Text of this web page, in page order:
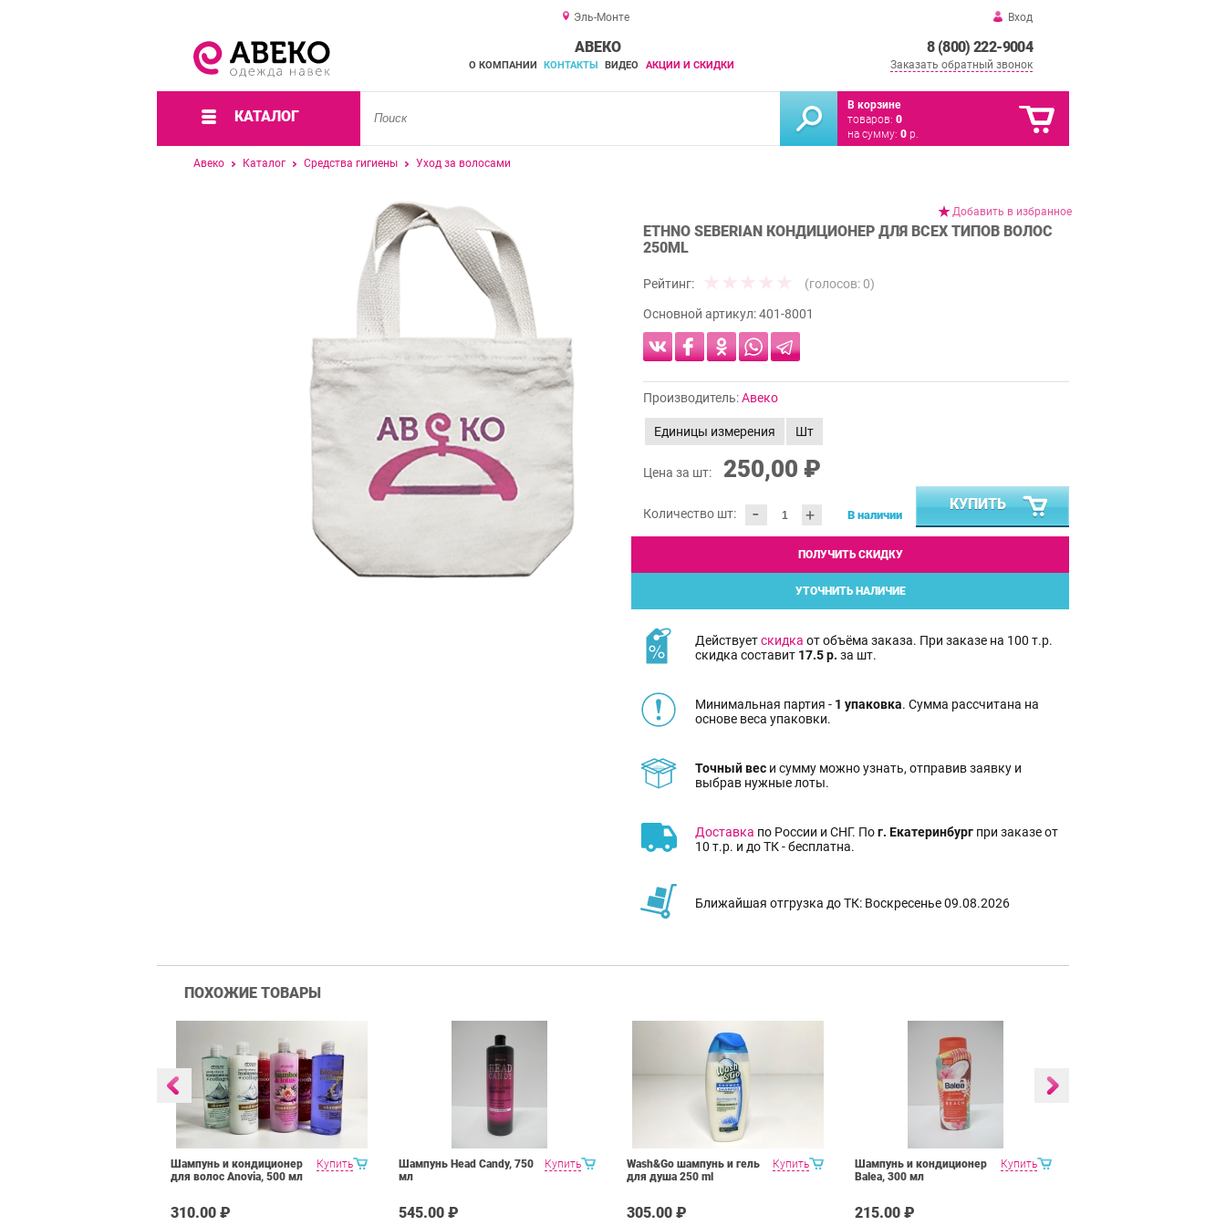
Эль-Монте Вход
8 (800) 222-9004
Заказать обратный звонок
АВЕКО
О КОМПАНИИ КОНТАКТЫ ВИДЕО АКЦИИ И СКИДКИ
КАТАЛОГ
В корзине
товаров: 0
на сумму: 0 р.
Авеко Каталог Средства гигиены Уход за волосами
Добавить в избранное
ETHNO SEBERIAN КОНДИЦИОНЕР ДЛЯ ВСЕХ ТИПОВ ВОЛОС
250ML
Рейтинг: (голосов: 0)
Основной артикул:401-8001
Производитель:Авеко
Единицы измерения Шт
Цена за шт: 250,00 ₽
Количество шт: - + В наличии
КУПИТЬ
ПОЛУЧИТЬ СКИДКУ
УТОЧНИТЬ НАЛИЧИЕ
Действуетскидка от объёма заказа. При заказе на 100 т.р.
скидка составит 17.5 р. за шт.
Минимальная партия - 1 упаковка. Сумма рассчитана на
основе веса упаковки.
Точный вес и сумму можно узнать, отправив заявку и
выбрав нужные лоты.
Доставка по России и СНГ. Пог. Екатеринбург при заказе от
10 т.р. и до ТК - бесплатна.
Ближайшая отгрузка до ТК: Воскресенье 09.08.2026
ПОХОЖИЕ ТОВАРЫ
Купить
Шампунь и кондиционер
для волос Anovia, 500 мл
310.00 ₽
Купить
Шампунь Head Candy, 750
мл
545.00 ₽
Купить
Wash&Go шампунь и гель
для душа 250 ml
305.00 ₽
Купить
Шампунь и кондиционер
Balea, 300 мл
215.00 ₽